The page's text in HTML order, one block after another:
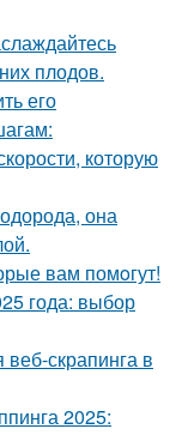
плодов.
его
которую
она
вам помoгут!
года: выбор
скрапинга в
2025: